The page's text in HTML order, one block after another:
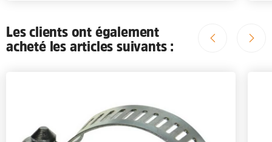
Les clients ont également
acheté les articles suivants :